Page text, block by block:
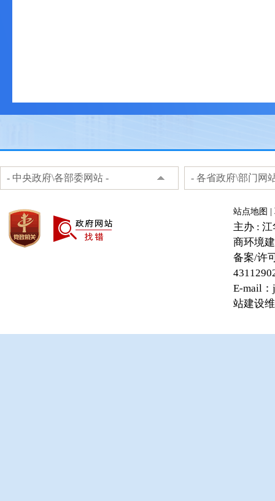
- 中央政府\各部委网站 - - 各省政府\部门网
站点地图
主办 :
商环境
备案/许
E-mail
站建设